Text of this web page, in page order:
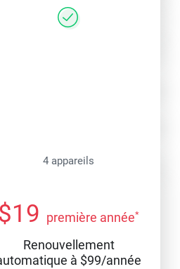
4 appareils
$19 première année*
Renouvellement
à $99/année